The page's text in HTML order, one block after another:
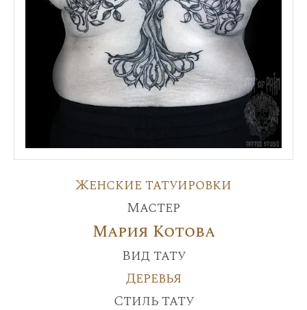
Женские татуировки
Мастер
Мария Котова
Вид тату
Деревья
Стиль тату